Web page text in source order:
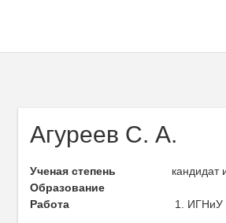
Агуреев С. А.
Ученая степень
кандидат
Образование
Работа
ИГНиУ